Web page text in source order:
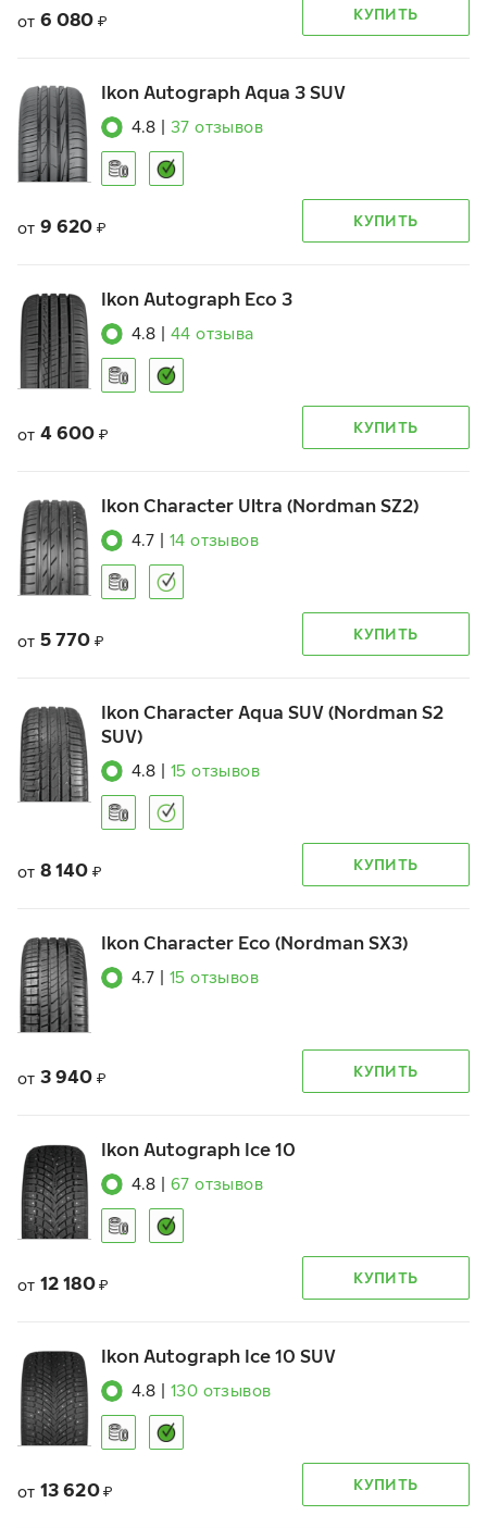
от 6 080 ₽ КУПИТЬ
Ikon Autograph Aqua 3 SUV
4.8 37 отзывов
от 9 620 ₽ КУПИТЬ
Ikon Autograph Eco 3
4.8 44 отзыва
от 4 600 ₽ КУПИТЬ
Ikon Character Ultra (Nordman SZ2)
4.7 14 отзывов
от 5 770 ₽ КУПИТЬ
Ikon Character Aqua SUV (Nordman S2
SUV)
4.8 15 отзывов
от 8 140 ₽ КУПИТЬ
Ikon Character Eco (Nordman SX3)
4.7 15 отзывов
от 3 940 ₽ КУПИТЬ
Ikon Autograph Ice 10
4.8 67 отзывов
от 12 180 ₽ КУПИТЬ
Ikon Autograph Ice 10 SUV
4.8 130 отзывов
от 13 620 ₽ КУПИТЬ